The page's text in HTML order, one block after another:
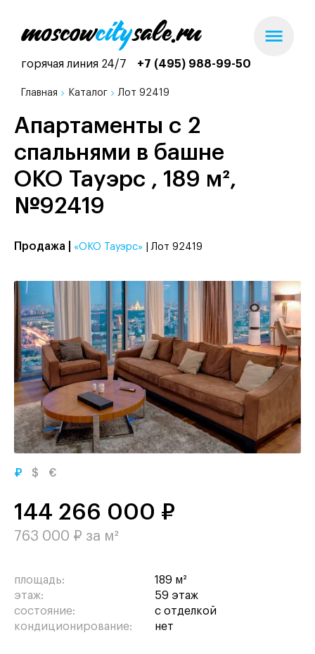
горячая линия 24/7 +7 (495) 988-99-50
Главная Каталог Лот 92419
Апартаменты с 2
спальнями в башне
ОКО Тауэрс , 189 м²,
№92419
Продажа | «ОКО Тауэрс» | Лот 92419
₽ $ €
144 266 000 ₽
763 000 ₽ за м²
площадь:
189 м²
этаж:
59 этаж
состояние:
с отделкой
кондиционирование:
нет